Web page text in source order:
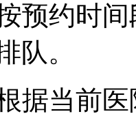
预约时
队。
据当前